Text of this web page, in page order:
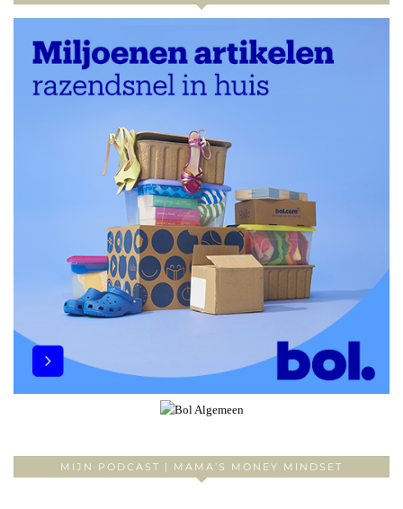
MIJN PODCAST | MAMA’S MONEY MINDSET